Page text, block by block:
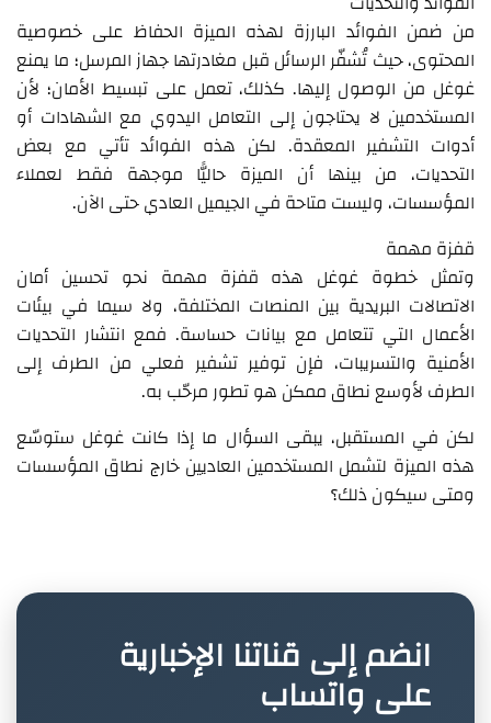
من ضمن الفوائد البارزة لهذه الميزة الحفاظ على خصوصية
المحتوى، حيث تُشفّر الرسائل قبل مغادرتها جهاز المرسل؛ ما يمنع
غوغل من الوصول إليها. كذلك، تعمل على تبسيط الأمان؛ لأن
المستخدمين لا يحتاجون إلى التعامل اليدوي مع الشهادات أو
أدوات التشفير المعقدة. لكن هذه الفوائد تأتي مع بعض
التحديات، من بينها أن الميزة حاليًّا موجهة فقط لعملاء
المؤسسات، وليست متاحة في الجيميل العادي حتى الآن.
قفزة مهمة
وتمثل خطوة غوغل هذه قفزة مهمة نحو تحسين أمان
الاتصالات البريدية بين المنصات المختلفة، ولا سيما في بيئات
الأعمال التي تتعامل مع بيانات حساسة. فمع انتشار التحديات
الأمنية والتسريبات، فإن توفير تشفير فعلي من الطرف إلى
الطرف لأوسع نطاق ممكن هو تطور مرحّب به.
لكن في المستقبل، يبقى السؤال ما إذا كانت غوغل ستوسّع
هذه الميزة لتشمل المستخدمين العاديين خارج نطاق المؤسسات
ومتى سيكون ذلك؟
انضم إلى قناتنا الإخبارية
على واتساب